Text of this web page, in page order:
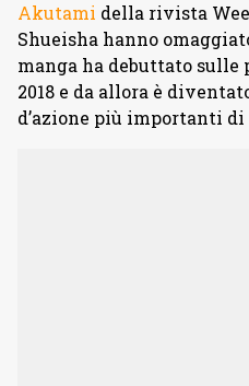
Akutami della rivista
Shueisha hanno
manga ha debuttato
2018 e da allora è
d’azione più importanti di